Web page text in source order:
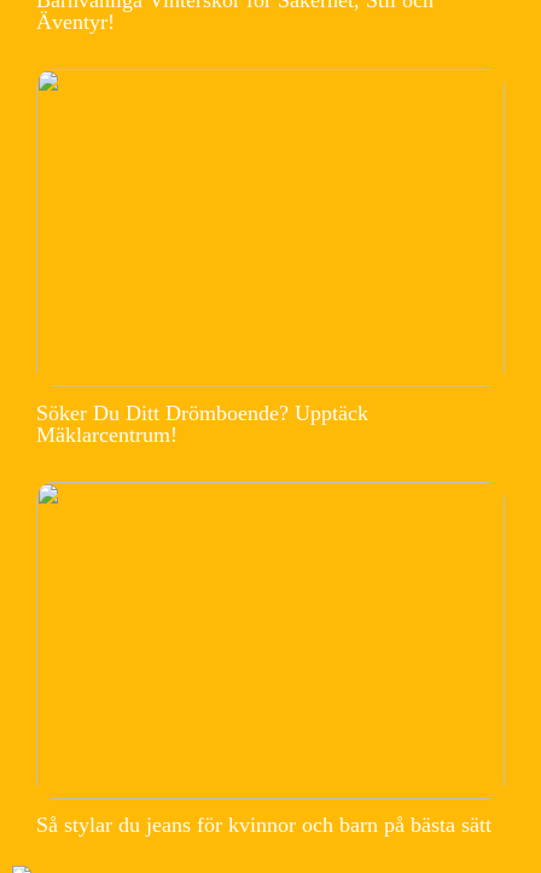
Äventyr!
Söker Du Ditt Drömboende? Upptäck
Mäklarcentrum!
Så stylar du jeans för kvinnor och barn på bästa sätt